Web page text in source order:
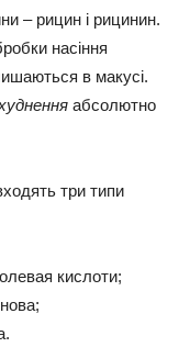
– рицин і рицинин.
насіння
в макусі.
абсолютно
три типи
кислоти;